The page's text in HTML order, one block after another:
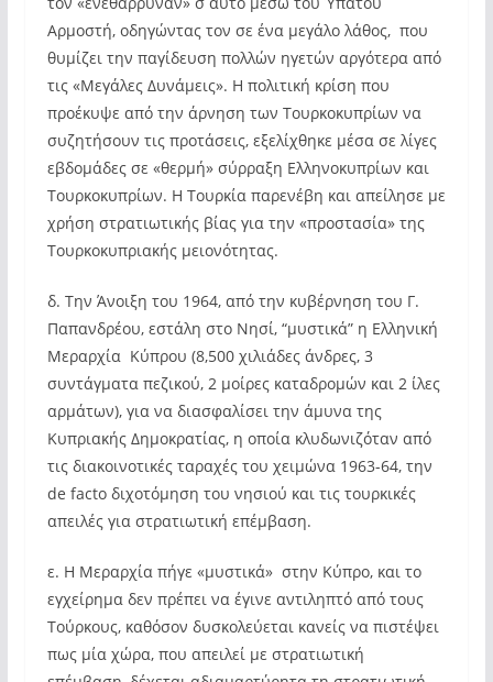
Αρμοστή, οδηγώντας τον σε ένα μεγάλο λάθος, που
θυμίζει την παγίδευση πολλών ηγετών αργότερα από
τις «Μεγάλες Δυνάμεις». Η πολιτική κρίση που
προέκυψε από την άρνηση των Τουρκοκυπρίων να
συζητήσουν τις προτάσεις, εξελίχθηκε μέσα σε λίγες
εβδομάδες σε «θερμή» σύρραξη Ελληνοκυπρίων και
Τουρκοκυπρίων. Η Τουρκία παρενέβη και απείλησε με
χρήση στρατιωτικής βίας για την «προστασία» της
Τουρκοκυπριακής μειονότητας.
δ. Την Άνοιξη του 1964, από την κυβέρνηση του Γ.
Παπανδρέου, εστάλη στο Νησί, “μυστικά” η Ελληνική
Μεραρχία Κύπρου (8,500 χιλιάδες άνδρες, 3
συντάγματα πεζικού, 2 μοίρες καταδρομών και 2 ίλες
αρμάτων), για να διασφαλίσει την άμυνα της
Κυπριακής Δημοκρατίας, η οποία κλυδωνιζόταν από
τις διακοινοτικές ταραχές του χειμώνα 1963-64, την
de facto διχοτόμηση του νησιού και τις τουρκικές
απειλές για στρατιωτική επέμβαση.
ε. Η Μεραρχία πήγε «μυστικά» στην Κύπρο, και το
εγχείρημα δεν πρέπει να έγινε αντιληπτό από τους
Τούρκους, καθόσον δυσκολεύεται κανείς να πιστέψει
πως μία χώρα, που απειλεί με στρατιωτική